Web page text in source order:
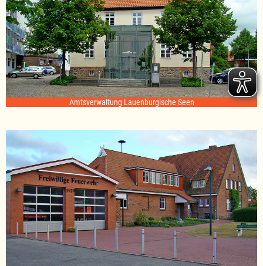
Amtsverwaltung Lauenburgische Seen